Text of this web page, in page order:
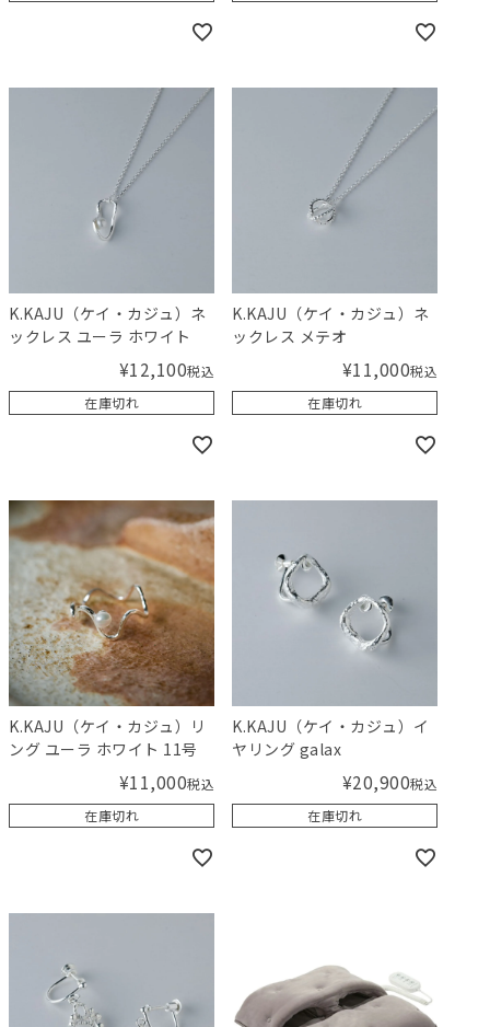
K.KAJU（ケイ・カジュ）ネ
ックレス ユーラ ホワイト
¥12,100税込
在庫切れ
K.KAJU（ケイ・カジュ）ネ
ックレス メテオ
¥11,000税込
在庫切れ
K.KAJU（ケイ・カジュ）リ
ング ユーラ ホワイト 11号
¥11,000税込
在庫切れ
K.KAJU（ケイ・カジュ）イ
ヤリング galax
¥20,900税込
在庫切れ